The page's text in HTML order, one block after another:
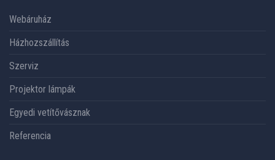
Webáruház
Házhozszállítás
Szerviz
Projektor lámpák
Egyedi vetítővásznak
Referencia